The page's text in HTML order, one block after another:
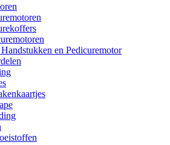
en Pedicuremotor